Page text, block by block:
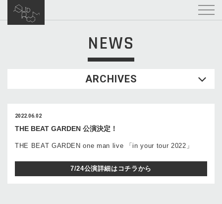
NEWS
ARCHIVES
2022.06.02
THE BEAT GARDEN 公演決定！
THE BEAT GARDEN one man live 「in your tour 2022」
7/24公演詳細はコチラから